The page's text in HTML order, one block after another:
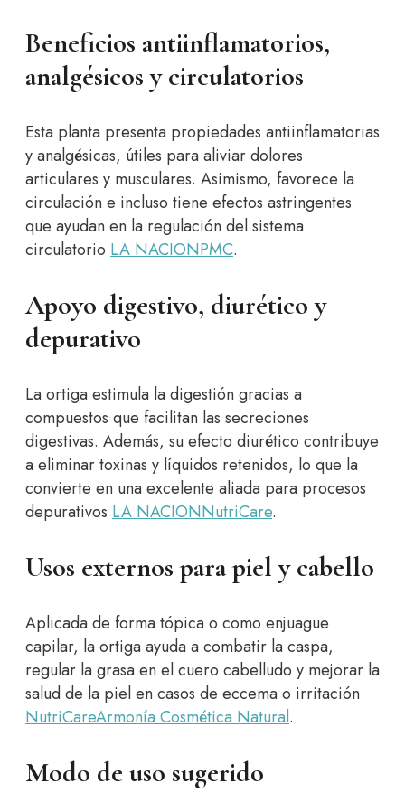
Beneficios antiinflamatorios,
analgésicos y circulatorios
Esta planta presenta propiedades antiinflamatorias
y analgésicas, útiles para aliviar dolores
articulares y musculares. Asimismo, favorece la
circulación e incluso tiene efectos astringentes
que ayudan en la regulación del sistema
circulatorio LA NACIONPMC.
Apoyo digestivo, diurético y
depurativo
La ortiga estimula la digestión gracias a
compuestos que facilitan las secreciones
digestivas. Además, su efecto diurético contribuye
a eliminar toxinas y líquidos retenidos, lo que la
convierte en una excelente aliada para procesos
depurativos LA NACIONNutriCare.
Usos externos para piel y cabello
Aplicada de forma tópica o como enjuague
capilar, la ortiga ayuda a combatir la caspa,
regular la grasa en el cuero cabelludo y mejorar la
salud de la piel en casos de eccema o irritación
NutriCareArmonía Cosmética Natural.
Modo de uso sugerido